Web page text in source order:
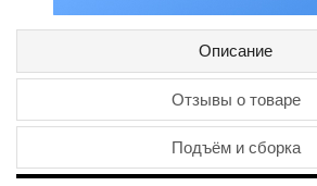
Описание
Отзывы о товаре
Подъём и сборка